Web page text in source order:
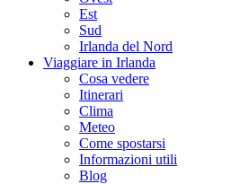
Est
Sud
Irlanda del Nord
Viaggiare in Irlanda
Cosa vedere
Itinerari
Clima
Meteo
Come spostarsi
Informazioni utili
Blog